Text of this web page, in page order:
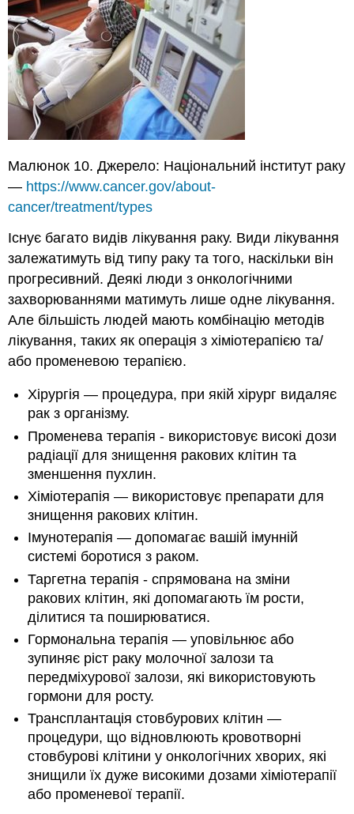
Малюнок 10. Джерело: Національний інститут раку
— https://www.cancer.gov/about-
cancer/treatment/types
Існує багато видів лікування раку. Види лікування
залежатимуть від типу раку та того, наскільки він
прогресивний. Деякі люди з онкологічними
захворюваннями матимуть лише одне лікування.
Але більшість людей мають комбінацію методів
лікування, таких як операція з хіміотерапією та/
або променевою терапією.
Хірургія — процедура, при якій хірург видаляє
рак з організму.
Променева терапія - використовує високі дози
радіації для знищення ракових клітин та
зменшення пухлин.
Хіміотерапія — використовує препарати для
знищення ракових клітин.
Імунотерапія — допомагає вашій імунній
системі боротися з раком.
Таргетна терапія - спрямована на зміни
ракових клітин, які допомагають їм рости,
ділитися та поширюватися.
Гормональна терапія — уповільнює або
зупиняє ріст раку молочної залози та
передміхурової залози, які використовують
гормони для росту.
Трансплантація стовбурових клітин —
процедури, що відновлюють кровотворні
стовбурові клітини у онкологічних хворих, які
знищили їх дуже високими дозами хіміотерапії
або променевої терапії.